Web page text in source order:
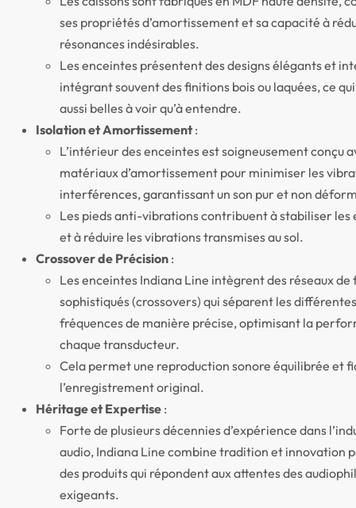
ses propriétés d’amortissement et sa capacité à
résonances indésirables.
Les enceintes présentent des designs élégants et
intégrant souvent des finitions bois ou laquées, ce
aussi belles à voir qu’à entendre.
Isolation et Amortissement:
L’intérieur des enceintes est soigneusement conçu
matériaux d’amortissement pour minimiser les
interférences, garantissant un son pur et non
Les pieds anti-vibrations contribuent à stabiliser les
et à réduire les vibrations transmises au sol.
Crossover de Précision :
Les enceintes Indiana Line intègrent des réseaux de
sophistiqués (crossovers) qui séparent les
fréquences de manière précise, optimisant la
chaque transducteur.
Cela permet une reproduction sonore équilibrée et
l’enregistrement original.
Héritage et Expertise :
Forte de plusieurs décennies d’expérience dans
audio, Indiana Line combine tradition et innovation
des produits qui répondent aux attentes des
exigeants.